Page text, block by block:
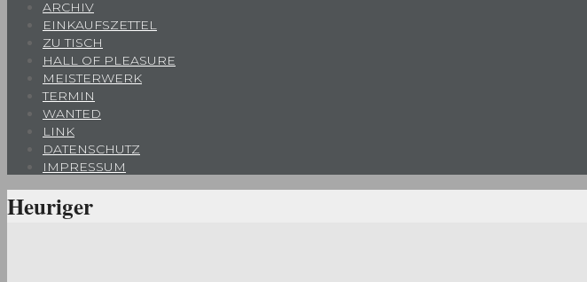
ARCHIV
EINKAUFSZETTEL
ZU TISCH
HALL OF PLEASURE
MEISTERWERK
TERMIN
WANTED
LINK
DATENSCHUTZ
IMPRESSUM
Heuriger